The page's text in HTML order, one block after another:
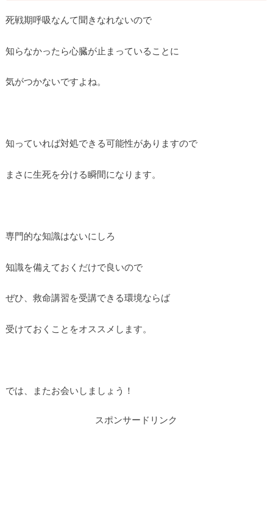
死戦期呼吸なんて聞きなれないので
知らなかったら心臓が止まっていることに
気がつかないですよね。
知っていれば対処できる可能性がありますので
まさに生死を分ける瞬間になります。
専門的な知識はないにしろ
知識を備えておくだけで良いので
ぜひ、救命講習を受講できる環境ならば
受けておくことをオススメします。
では、またお会いしましょう！
スポンサードリンク